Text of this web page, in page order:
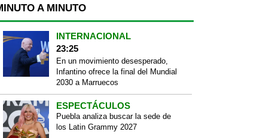
A MINUTO
INTERNACIONAL
23:25
En un movimiento desesperado,
Infantino ofrece la final del Mundial
2030 a Marruecos
ESPECTÁCULOS
Puebla analiza buscar la sede de
los Latin Grammy 2027